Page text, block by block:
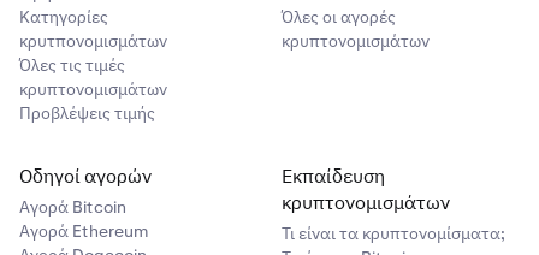
Πότε να χρησιμοποιήσετε: Ιδανικό για
συναλλαγές σε πραγματικό χρόνο και γρήγορες
αποφάσεις εκτέλεσης, ιδιαίτερα σε ενεργές
αγορές. Είναι εξαιρετικά ευαίσθητο στην
αστάθεια της αγοράς και στις κινήσεις των τιμών.
Τιμή Δείκτη (Index Price)
Μια υπολογισμένη τιμή που αντιπροσωπεύει τον
σταθμισμένο μέσο όρο των τιμών από πολλαπλά
Κατηγορίες
κρυτπονομισμάτων
Όλες τις τιμές
κρυπτονομισμάτων
Προβλέψεις τιμής
Όλες οι αγορές
κρυπτονομισμάτων
Οδηγοί αγορών
Αγορά Bitcoin
Αγορά Ethereum
Εκπαίδευση
κρυπτονομισμάτων
Τι είναι τα κρυπτονομίσματα;